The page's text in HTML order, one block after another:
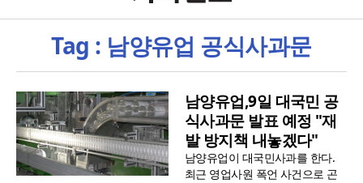
Tag : 남양유업 공식사과문
남양유업,9일 대국민 공
식사과문 발표 예정 "재
발 방지책 내놓겠다"
남양유업이 대국민사과를 한다.
최근 영업사원 폭언 사건으로 곤